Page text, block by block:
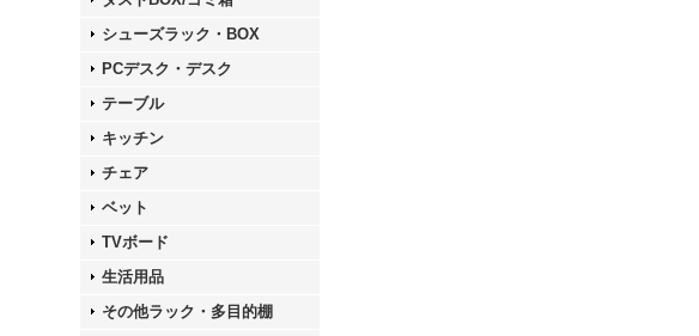
シューズラック・BOX
PCデスク・デスク
テーブル
キッチン
チェア
ベット
TVボード
生活用品
その他ラック・多目的棚